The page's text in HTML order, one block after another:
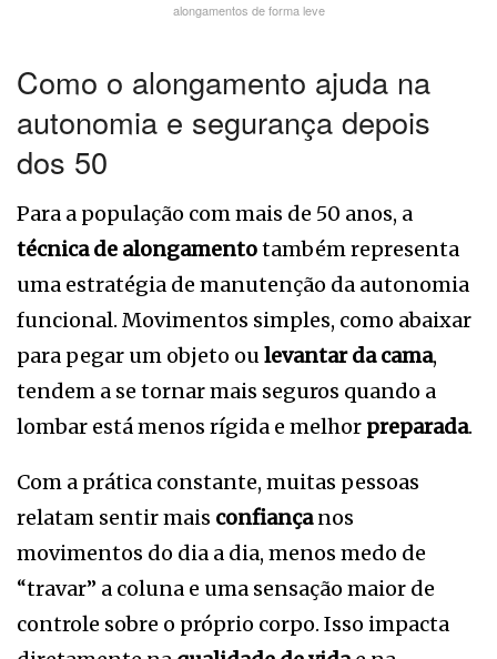
alongamentos de forma leve
Como o alongamento ajuda na
autonomia e segurança depois
dos 50
Para a população com mais de 50 anos, a
técnica de alongamentotambém representa
uma estratégia de manutenção da autonomia
funcional. Movimentos simples, como abaixar
para pegar um objeto oulevantar da cama,
tendem a se tornar mais seguros quando a
lombar está menos rígida e melhor preparada.
Com a prática constante, muitas pessoas
relatam sentir mais confiançanos
movimentos do dia a dia, menos medo de
“travar” a coluna e uma sensação maior de
controle sobre o próprio corpo. Isso impacta